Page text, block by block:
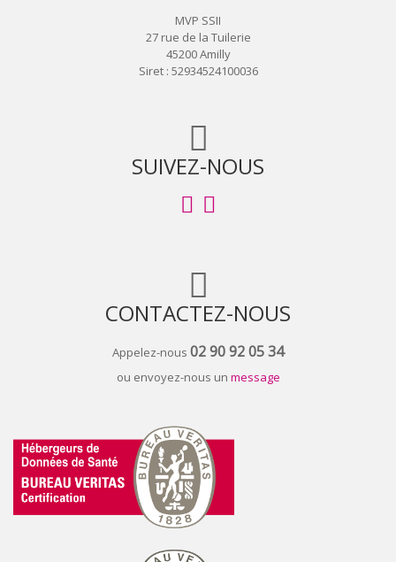
MVP SSII
27 rue de la Tuilerie
45200 Amilly
Siret : 52934524100036
SUIVEZ-NOUS
CONTACTEZ-NOUS
Appelez-nous 02 90 92 05 34
ou envoyez-nous un message